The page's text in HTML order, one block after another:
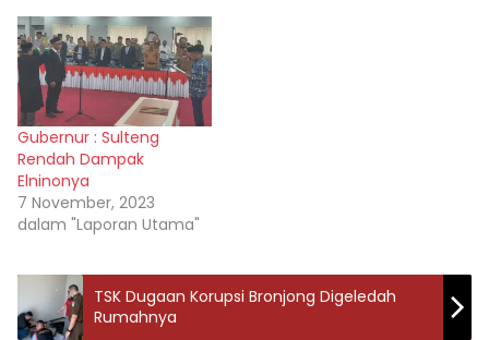
Pinrang…
Gubernur : Sulteng
Rendah Dampak
Elninonya
7 November, 2023
dalam "Laporan Utama"
TSK Dugaan Korupsi Bronjong Digeledah
Rumahnya